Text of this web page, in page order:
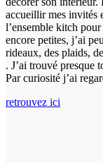
accueillir mes invités
l’ensemble kitch
encore petites, j’ai
rideaux, des plaids,
. J’ai trouvé
Par curiosité j’ai
retrouvez ici